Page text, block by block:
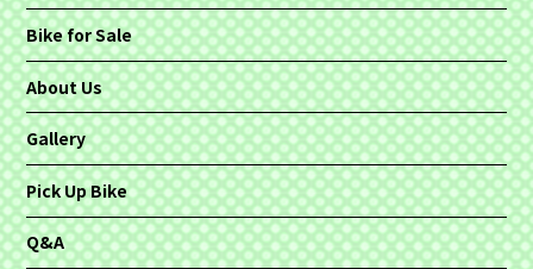
Bike for Sale
About Us
Gallery
Pick Up Bike
Q&A